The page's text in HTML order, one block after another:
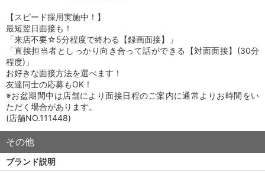
【スピード採用実施中！】
最短翌日面接も！
「来店不要☆5分程度で終わる【録画面接】」
「直接担当者としっかり向き合って話ができる【対面面接】(30分
程度)」
お好きな面接方法を選べます！
友達同士の応募もOK！
※お盆期間中は店舗により面接日程のご案内に通常よりお時間をい
ただく場合があります。
(店舗NO.111448)
その他
ブランド説明